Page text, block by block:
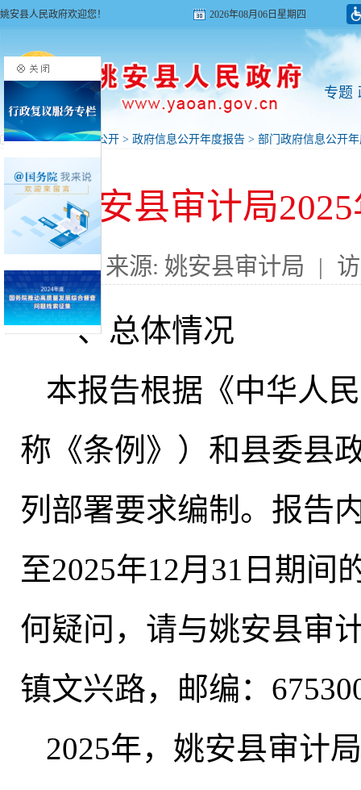
姚安县人民政府欢迎您！ 2026年08月06日星期四
专题
首页>政府信息公开 > 政府信息公开年度报告 > 部门政府信息公开
姚安县审计局
来源: 姚安县审计局 |
一、总体情况
本报告根据《中华人
称《条例》）和县委县
列部署要求编制 。 报告
至2025年12月31日期间
何疑问 ， 请与姚安县审
镇文兴路，邮编：
2025年， 姚安县审计